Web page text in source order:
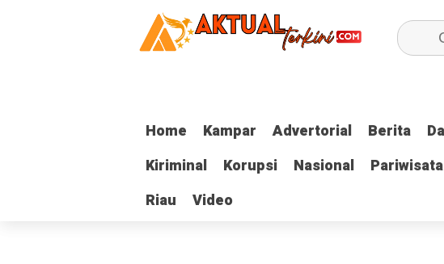
Home Kampar Advertorial Berita
Kiriminal
Korupsi Nasional Pariwisata
Riau
Video
Home Kampar Advertorial Berita
Kiriminal
Korupsi Nasional Pariwisata
Riau
Video